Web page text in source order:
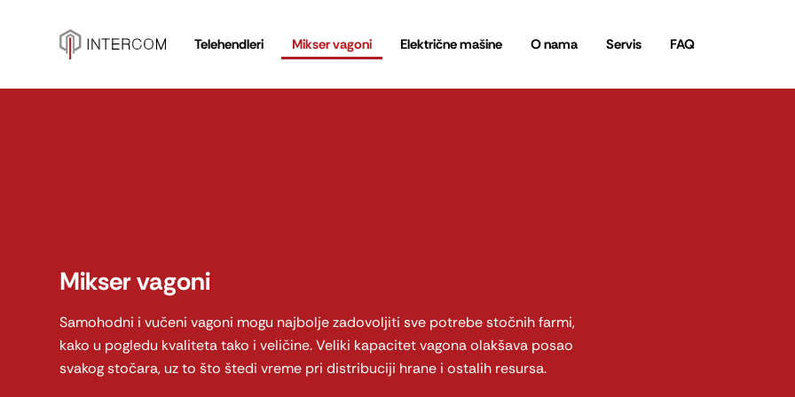
Telehendleri Mikser vagoni Električne mašine O nama Servis FAQ
Mikser vagoni
Samohodni i vučeni vagoni mogu najbolje zadovoljiti sve potrebe stočnih farmi,
kako u pogledu kvaliteta tako i veličine. Veliki kapacitet vagona olakšava posao
svakog stočara, uz to što štedi vreme pri distribuciji hrane i ostalih resursa.